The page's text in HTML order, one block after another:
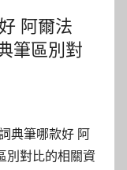
阿爾法
筆區別對
典筆哪款好 阿
別對比的相關資